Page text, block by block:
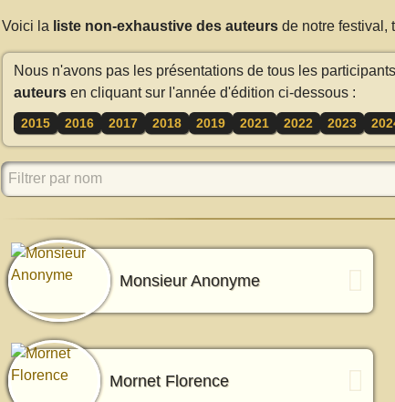
Voici la liste non-exhaustive des auteursde notre festival,
Nous n'avons pas les présentations de tous les
auteursen cliquant sur l'année d'édition ci-dessous :
2015 2016 2017 2018 2019 2021 2022 2023
Filtrer par nom
Monsieur Anonyme
Mornet Florence